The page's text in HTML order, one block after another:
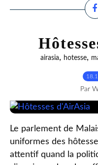
airasia, hotesse,
Par
Le parlement de
uniformes des
attentif quand la